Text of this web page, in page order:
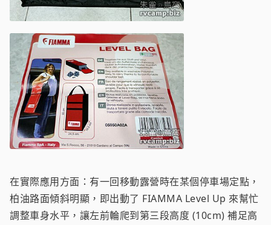
在實際應用方面：有一回移動露營時在某個停車場定點，
柏油路面傾斜明顯，即出動了 FIAMMA Level Up 來幫忙
調整車身水平，讓左前輪爬到第三段高度 (10cm) 補足高